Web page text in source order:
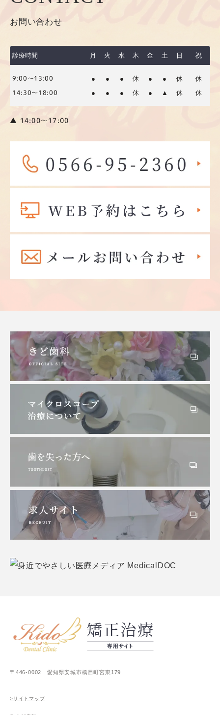
お問い合わせ
診療時間 月 火 水 木 金 土 日 祝
9:00～13:00 ● ● ● 休 ● ● 休 休
14:30～18:00 ● ● ● 休 ● ▲ 休 休
▲ 14:00〜17:00
〒446-0002 愛知県安城市橋目町宮東179
>サイトマップ